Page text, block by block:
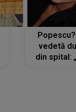
vedetă
din spital: